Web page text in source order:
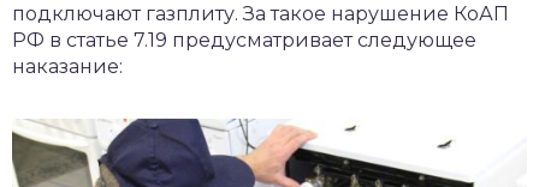
подключают газплиту. За такое нарушение КоАП
РФ в статье 7.19 предусматривает следующее
наказание: